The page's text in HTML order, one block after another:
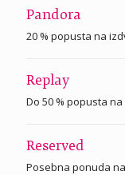
Pandora
20 % popusta na
Replay
Do 50 % popusta
Reserved
Posebna ponuda